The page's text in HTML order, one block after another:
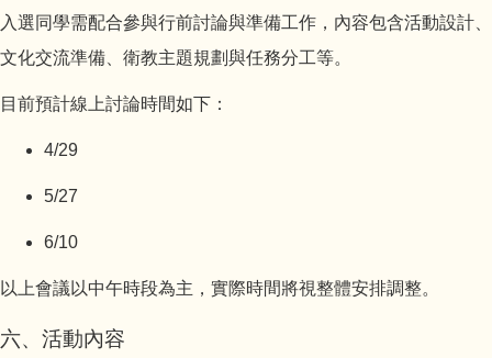
入選同學需配合參與行前討論與準備工作，內容包含活動設計、
文化交流準備、衛教主題規劃與任務分工等。
目前預計線上討論時間如下：
4/29
5/27
6/10
以上會議以中午時段為主，實際時間將視整體安排調整。
六、活動內容